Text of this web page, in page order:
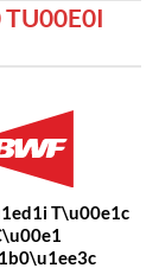
TU00E0I
T\u00e1c